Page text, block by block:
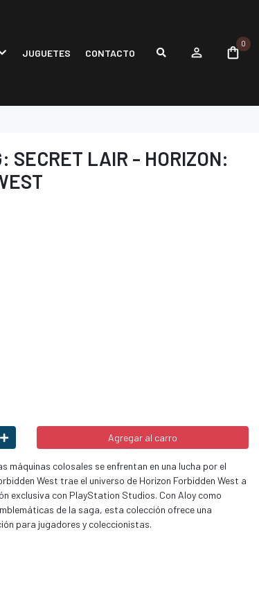
JUGUETES CONTACTO
0
SECRET LAIR - HORIZON:
Agregar al carro
máquinas colosales se enfrentan en una lucha por el
West trae el universo de Horizon Forbidden West a
exclusiva con PlayStation Studios. Con Aloy como
de la saga, esta colección ofrece una
para jugadores y coleccionistas.